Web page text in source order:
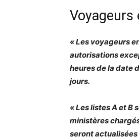
Voyageurs
« Les voyageurs
autorisations
heures de la date
jours.
« Les listes A et B
ministères
seront actualisées